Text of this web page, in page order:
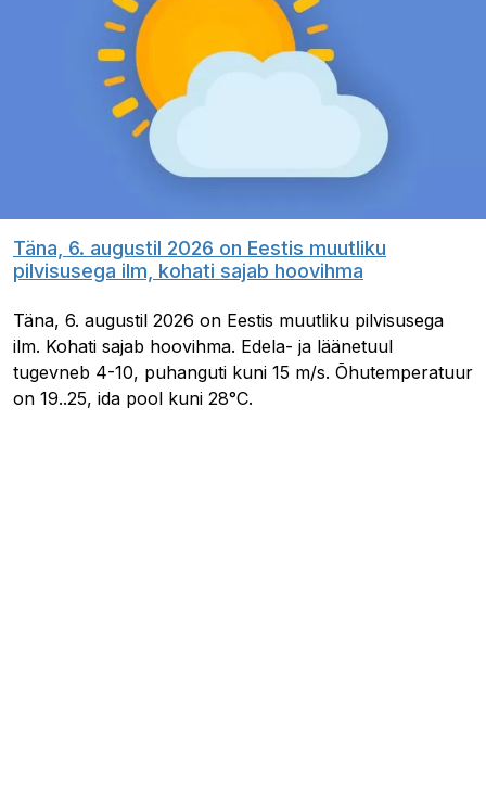
Täna, 6. augustil 2026 on Eestis muutliku
pilvisusega ilm, kohati sajab hoovihma
Täna, 6. augustil 2026 on Eestis muutliku pilvisusega
ilm. Kohati sajab hoovihma. Edela- ja läänetuul
tugevneb 4-10, puhanguti kuni 15 m/s. Õhutemperatuur
on 19..25, ida pool kuni 28°C.